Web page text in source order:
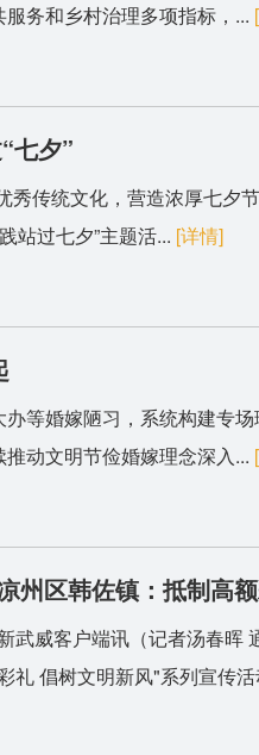
务和乡村治理多项指标，...
七夕”
传统文化，营造浓厚七
站过七夕”主题活... [详情]
等婚嫁陋习，系统构建专
动文明节俭婚嫁理念深入...
州区韩佐镇：抵制高
武威客户端讯（记者汤春晖
礼 倡树文明新风"系列宣传